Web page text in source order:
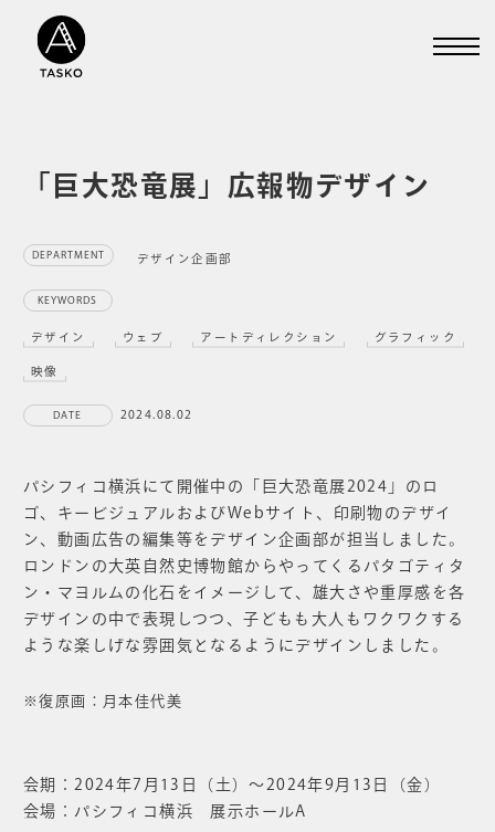
「巨大恐竜展」広報物デザイン
DEPARTMENT デザイン企画部
KEYWORDS
デザイン ウェブ アートディレクション グラフィック
映像
DATE 2024.08.02
パシフィコ横浜にて開催中の「巨大恐竜展2024」のロ
ゴ、キービジュアルおよびWebサイト、印刷物のデザイ
ン、動画広告の編集等をデザイン企画部が担当しました。
ロンドンの大英自然史博物館からやってくるパタゴティタ
ン・マヨルムの化石をイメージして、雄大さや重厚感を各
デザインの中で表現しつつ、子どもも大人もワクワクする
ような楽しげな雰囲気となるようにデザインしました。
※復原画：月本佳代美
会期：2024年7月13日（土）～2024年9月13日（金）
会場：パシフィコ横浜 展示ホールA